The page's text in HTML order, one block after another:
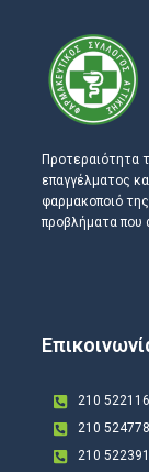
Προτεραιότητα
επαγγέλματος
φαρμακοποιό
προβλήματα που
210
210
210